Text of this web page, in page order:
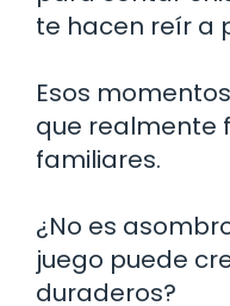
te hacen reír a
Esos
que realmente
familiares.
¿No es
juego puede
duraderos?